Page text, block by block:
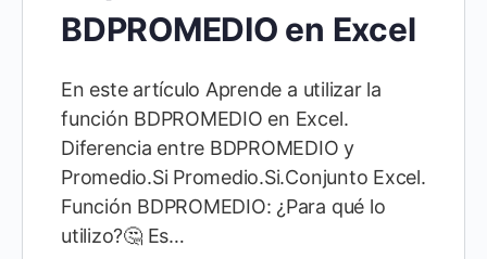
BDPROMEDIO en Excel
En este artículo Aprende a utilizar la
función BDPROMEDIO en Excel.
Diferencia entre BDPROMEDIO y
Promedio.Si Promedio.Si.Conjunto Excel.
Función BDPROMEDIO: ¿Para qué lo
utilizo?🤔 Es…